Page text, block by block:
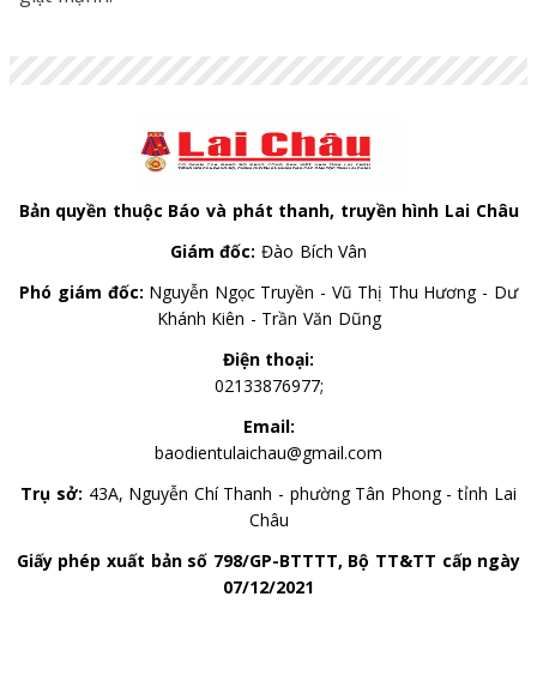
Bản quyền thuộc Báo và phát thanh, truyền hình Lai Châu
Giám đốc: Đào Bích Vân
Phó giám đốc: Nguyễn Ngọc Truyền - Vũ Thị Thu Hương - Dư
Khánh Kiên - Trần Văn Dũng
Điện thoại:
02133876977;
Email:
baodientulaichau@gmail.com
Trụ sở: 43A, Nguyễn Chí Thanh - phường Tân Phong - tỉnh Lai
Châu
Giấy phép xuất bản số 798/GP-BTTTT, Bộ TT&TT cấp ngày
07/12/2021